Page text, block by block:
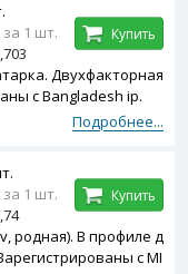
Двухфакторная
с Bangladesh ip.
Подробнее...
1 шт.
Купить
родная). В профиле д
с MI
1 шт.
Купить